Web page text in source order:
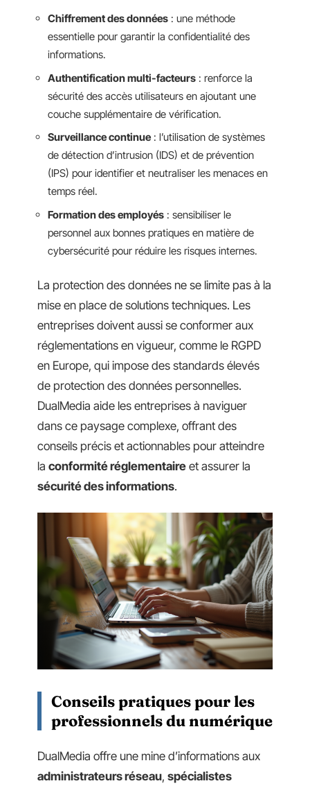
Chiffrement des données : une méthode
essentielle pour garantir la confidentialité des
informations.
Authentification multi-facteurs : renforce la
sécurité des accès utilisateurs en ajoutant une
couche supplémentaire de vérification.
Surveillance continue : l’utilisation de systèmes
de détection d’intrusion (IDS) et de prévention
(IPS) pour identifier et neutraliser les menaces en
temps réel.
Formation des employés : sensibiliser le
personnel aux bonnes pratiques en matière de
cybersécurité pour réduire les risques internes.
La protection des données ne se limite pas à la
mise en place de solutions techniques. Les
entreprises doivent aussi se conformer aux
réglementations en vigueur, comme le RGPD
en Europe, qui impose des standards élevés
de protection des données personnelles.
DualMedia aide les entreprises à naviguer
dans ce paysage complexe, offrant des
conseils précis et actionnables pour atteindre
la conformité réglementaire et assurer la
sécurité des informations.
Conseils pratiques pour les
professionnels du numérique
DualMedia offre une mine d’informations aux
administrateurs réseau, spécialistes